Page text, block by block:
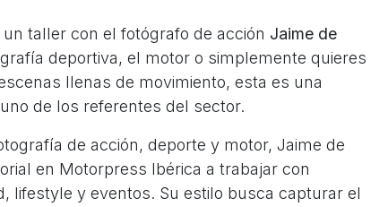
taller con el fotógrafo de acción Jaime de
deportiva, el motor o simplemente quieres
llenas de movimiento, esta es una
de los referentes del sector.
de acción, deporte y motor, Jaime de
en Motorpress Ibérica a trabajar con
lifestyle y eventos. Su estilo busca capturar el